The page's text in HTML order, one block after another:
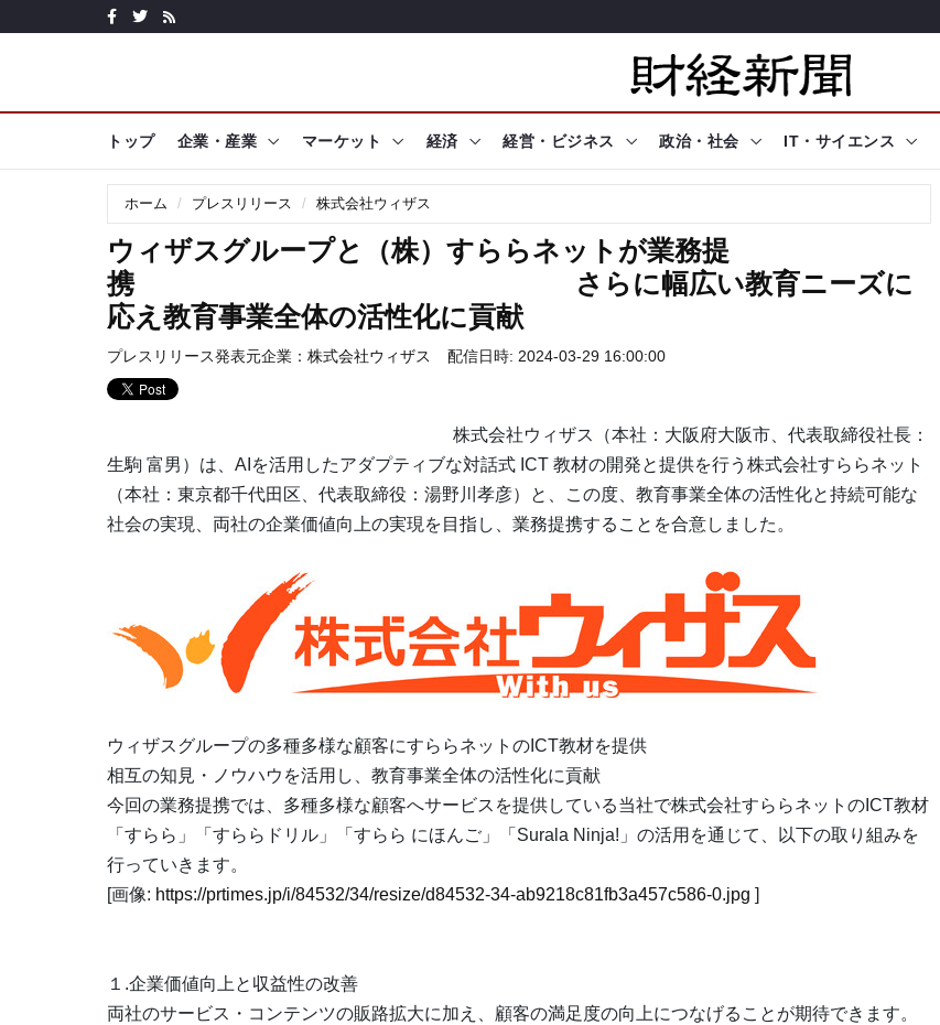
トップ 企業・産業 マーケット 経済 経営・ビジネス 政治・社会 IT・サイエンス
ホーム プレスリリース 株式会社ウィザス
ウィザスグループと（株）すららネットが業務提
携 さらに幅広い教育ニーズに
応え教育事業全体の活性化に貢献
プレスリリース発表元企業： 株式会社ウィザス 配信日時: 2024-03-29 16:00:00
株式会社ウィザス（本社：大阪府大阪市、代表取締役社長：
生駒 富男）は、AIを活用したアダプティブな対話式 ICT 教材の開発と提供を行う株式会社すららネット
（本社：東京都千代田区、代表取締役：湯野川孝彦）と、この度、教育事業全体の活性化と持続可能な
社会の実現、両社の企業価値向上の実現を目指し、業務提携することを合意しました。
ウィザスグループの多種多様な顧客にすららネットのICT教材を提供
相互の知見・ノウハウを活用し、教育事業全体の活性化に貢献
今回の業務提携では、多種多様な顧客へサービスを提供している当社で株式会社すららネットのICT教材
「すらら」「すららドリル」「すらら にほんご」「Surala Ninja!」の活用を通じて、以下の取り組みを
行っていきます。
[画像: https://prtimes.jp/i/84532/34/resize/d84532-34-ab9218c81fb3a457c586-0.jpg ]
１.企業価値向上と収益性の改善
両社のサービス・コンテンツの販路拡大に加え、顧客の満足度の向上につなげることが期待できます。